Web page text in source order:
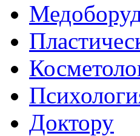
Доктору